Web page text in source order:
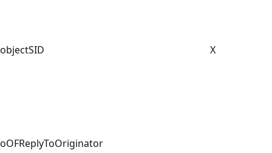
objectSID X
oOFReplyToOriginator